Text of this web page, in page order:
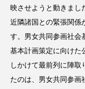
映させようと動きまし
近隣諸国との緊張関係
す。男女共同参画社会
基本計画策定に向けた
しかけて最前列に陣取
たのは、男女共同参画